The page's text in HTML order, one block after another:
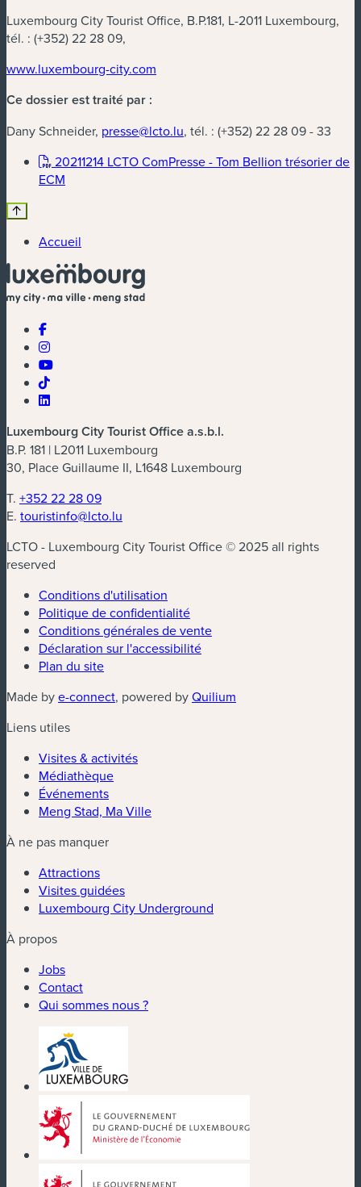
Luxembourg City Tourist Office, B.P.181, L-2011 Luxembourg,
tél. : (+352) 22 28 09,
www.luxembourg-city.com
Ce dossier est traité par :
Dany Schneider, presse@lcto.lu, tél. : (+352) 22 28 09 - 33
20211214 LCTO ComPresse - Tom Bellion trésorier de
ECM
Accueil
Luxembourg City Tourist Office a.s.b.l.
B.P. 181 | L2011 Luxembourg
30, Place Guillaume II, L1648 Luxembourg
T. +352 22 28 09
E. touristinfo@lcto.lu
LCTO - Luxembourg City Tourist Office © 2025 all rights
reserved
Conditions d'utilisation
Politique de confidentialité
Conditions générales de vente
Déclaration sur l'accessibilité
Plan du site
Made bye-connect(nouvelle fenêtre)
, powered byQuilium
Liens utiles
Visites & activités
Médiathèque
Événements
Meng Stad, Ma Ville
À ne pas manquer
Attractions
Visites guidées
Luxembourg City Underground
À propos
Jobs
Contact
Qui sommes nous ?